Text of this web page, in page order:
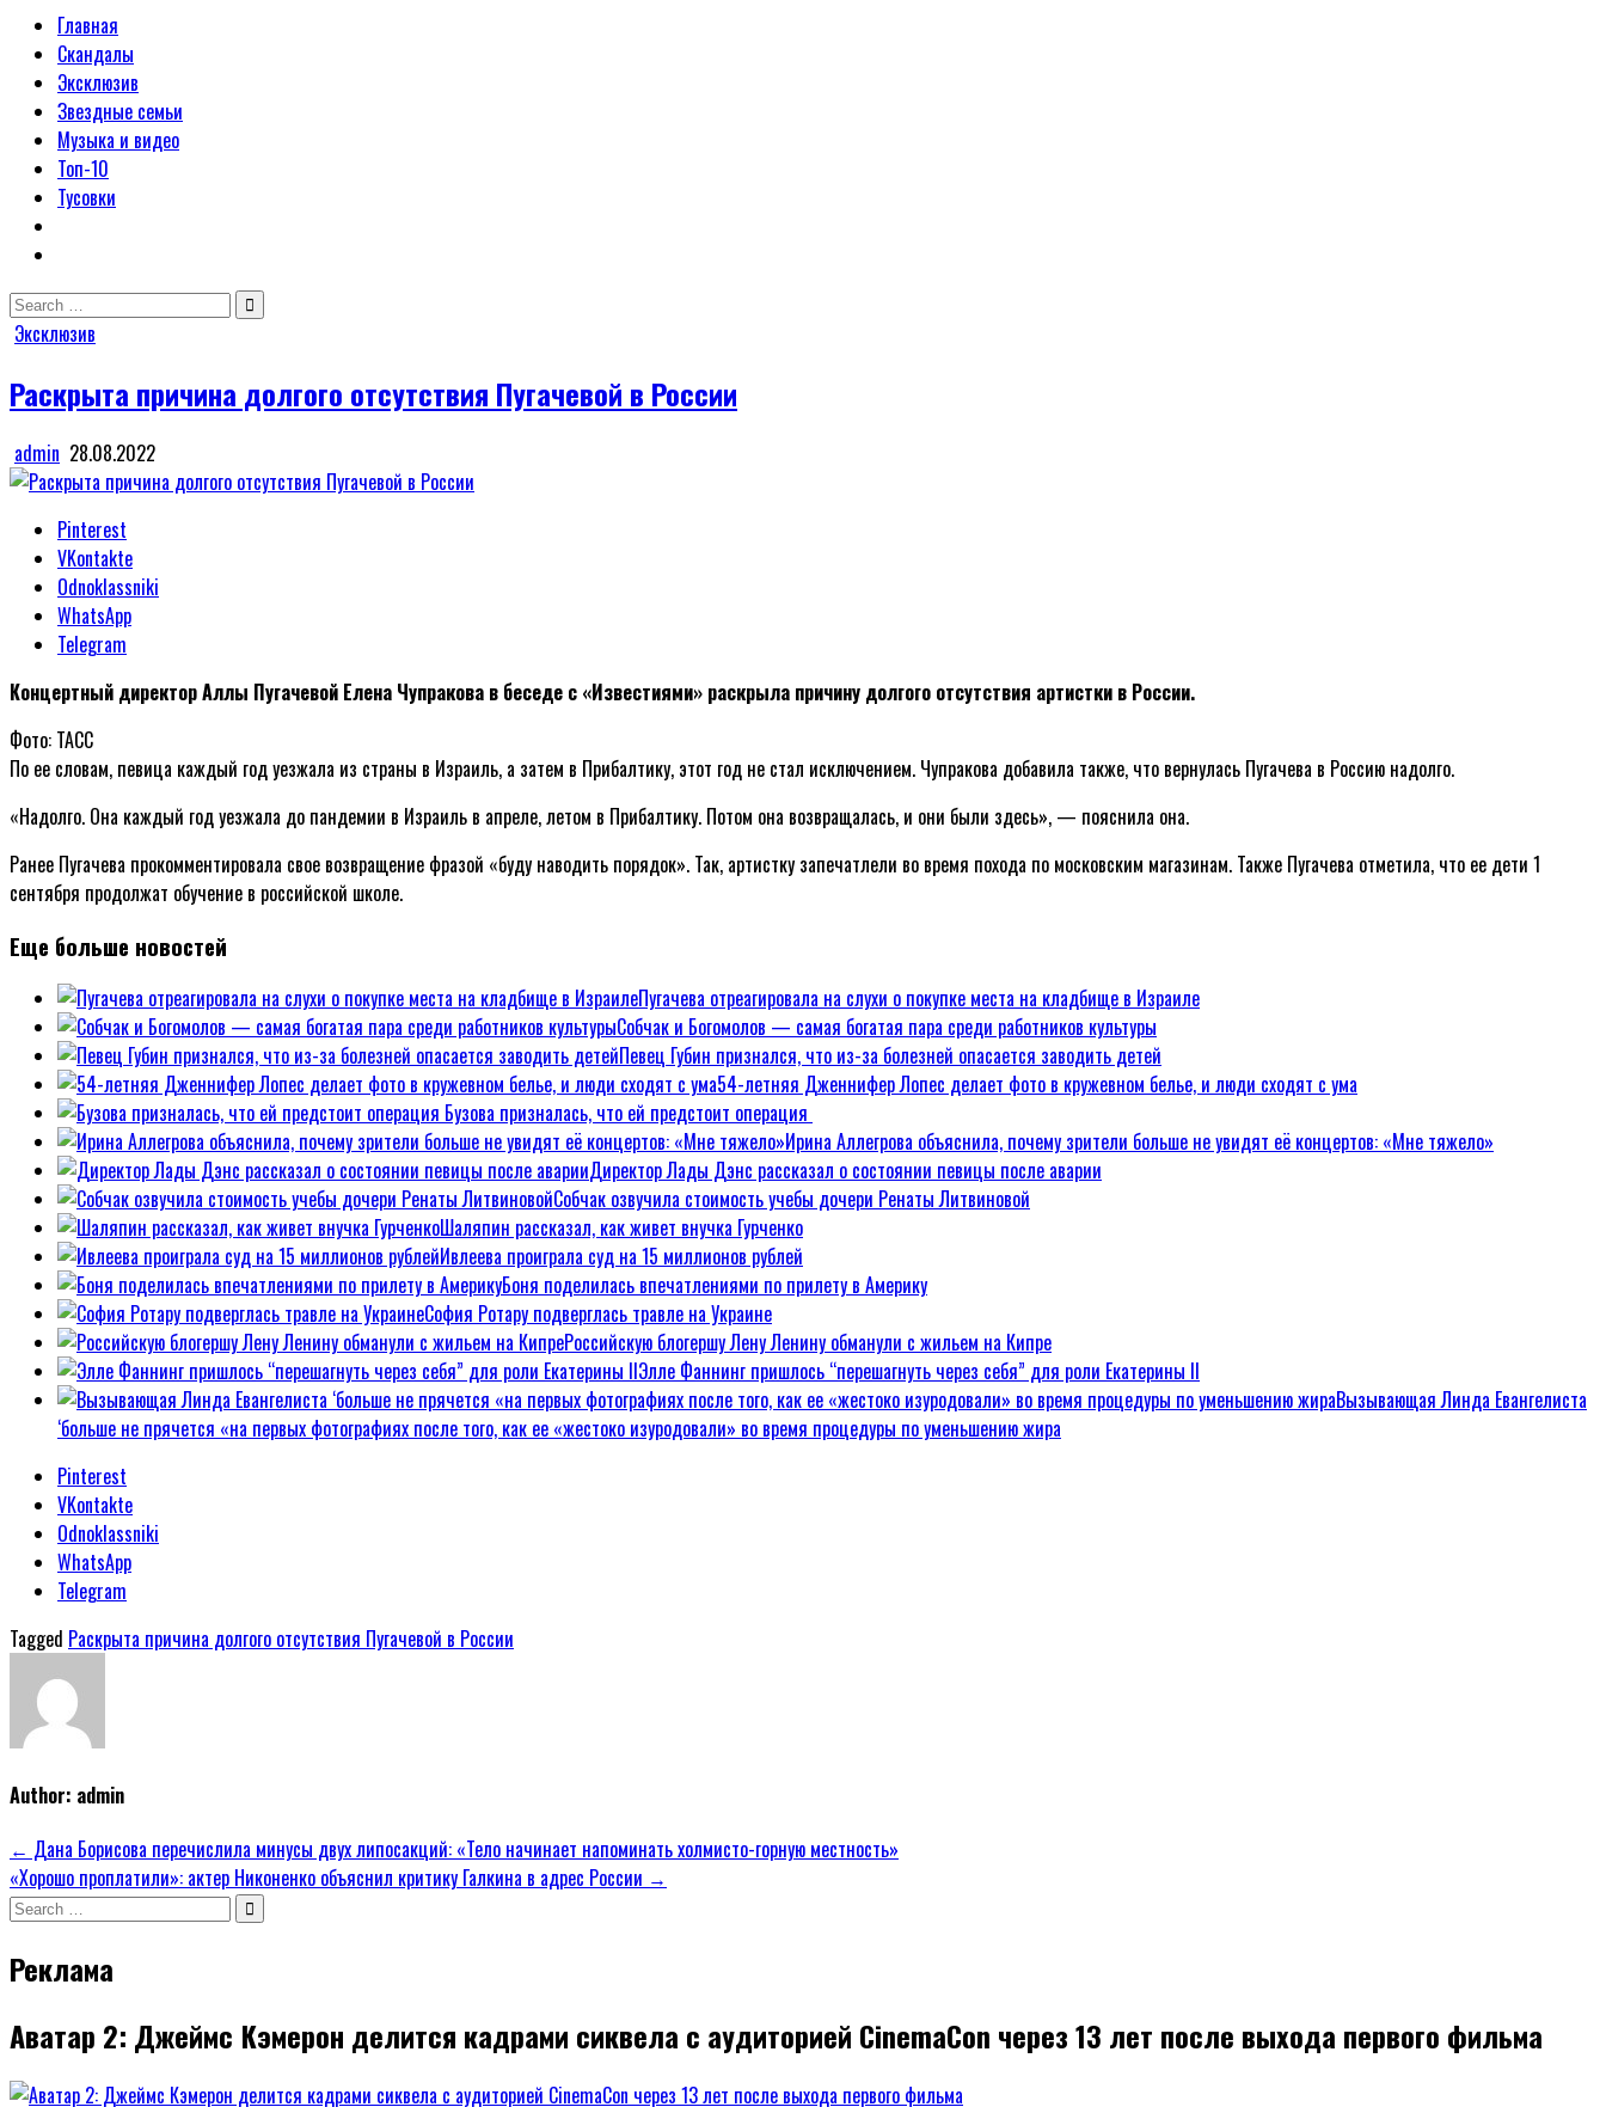
Главная
Скандалы
Эксклюзив
Звездные семьи
Музыка и видео
Топ-10
Тусовки
Search
for:
Posted
Эксклюзив
Раскрыта причина долгого отсутствия Пугачевой в России
admin 28.08.2022
Pinterest
VKontakte
Odnoklassniki
WhatsApp
Telegram
Концертный директор Аллы Пугачевой Елена Чупракова в беседе с «Известиями» раскрыла причину долгого отсутствия артистки в России.
Фото: ТАСС
По ее словам, певица каждый год уезжала из страны в Израиль, а затем в Прибалтику, этот год не стал исключением. Чупракова добавила также, что вернулась Пугачева в Россию надолго.
«Надолго. Она каждый год уезжала до пандемии в Израиль в апреле, летом в Прибалтику. Потом она возвращалась, и они были здесь», — пояснила она.
Ранее Пугачева прокомментировала свое возвращение фразой «буду наводить порядок». Так, артистку запечатлели во время похода по московским магазинам. Также Пугачева отметила, что ее дети 1
сентября продолжат обучение в российской школе.
Еще больше новостей
Пугачева отреагировала на слухи о покупке места на кладбище в Израиле
Собчак и Богомолов — самая богатая пара среди работников культуры
Певец Губин признался, что из-за болезней опасается заводить детей
54-летняя Дженнифер Лопес делает фото в кружевном белье, и люди сходят с ума
Бузова призналась, что ей предстоит операция
Ирина Аллегрова объяснила, почему зрители больше не увидят её концертов: «Мне тяжело»
Директор Лады Дэнс рассказал о состоянии певицы после аварии
Собчак озвучила стоимость учебы дочери Ренаты Литвиновой
Шаляпин рассказал, как живет внучка Гурченко
Ивлеева проиграла суд на 15 миллионов рублей
Боня поделилась впечатлениями по прилету в Америку
София Ротару подверглась травле на Украине
Российскую блогершу Лену Ленину обманули с жильем на Кипре
Элле Фаннинг пришлось “перешагнуть через себя” для роли Екатерины II
Вызывающая Линда Евангелиста
‘больше не прячется «на первых фотографиях после того, как ее «жестоко изуродовали» во время процедуры по уменьшению жира
Pinterest
VKontakte
Odnoklassniki
WhatsApp
Telegram
Tagged Раскрыта причина долгого отсутствия Пугачевой в России
Author: admin
Навигация
по
← Дана Борисова перечислила минусы двух липосакций: «Тело начинает напоминать холмисто-горную местность»
«Хорошо проплатили»: актер Никоненко объяснил критику Галкина в адрес России →
Search
Реклама
Аватар 2: Джеймс Кэмерон делится кадрами сиквела с аудиторией CinemaCon через 13 лет после выхода первого фильма